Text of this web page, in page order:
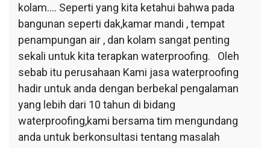
kolam…. Seperti yang kita ketahui bahwa pada
bangunan seperti dak,kamar mandi , tempat
penampungan air , dan kolam sangat penting
sekali untuk kita terapkan waterproofing. Oleh
sebab itu perusahaan Kami jasa waterproofing
hadir untuk anda dengan berbekal pengalaman
yang lebih dari 10 tahun di bidang
waterproofing,kami bersama tim mengundang
anda untuk berkonsultasi tentang masalah